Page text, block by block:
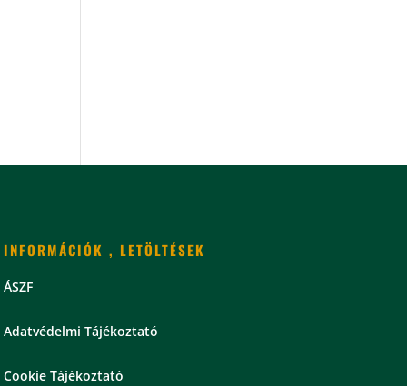
INFORMÁCIÓK , LETÖLTÉSEK
ÁSZF
Adatvédelmi Tájékoztató
Cookie Tájékoztató